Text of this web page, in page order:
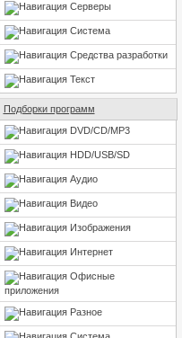
Серверы
Система
Средства разработки
Текст
Подборки программ
DVD/CD/MP3
HDD/USB/SD
Аудио
Видео
Изображения
Интернет
Офисные
приложения
Разное